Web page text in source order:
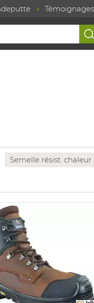
Semelle résist. chaleur